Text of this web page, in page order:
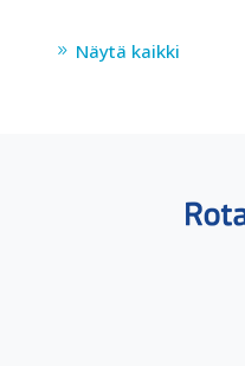
Näytä kaikki